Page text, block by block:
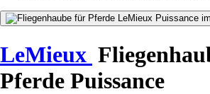
LeMieux
Pferde Puissance